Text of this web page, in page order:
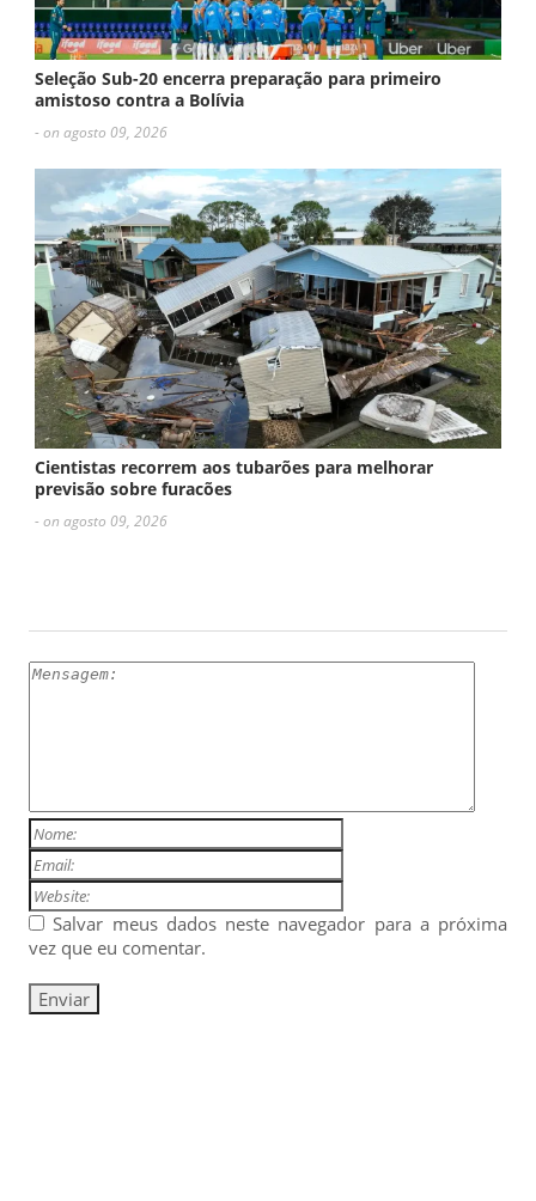
Seleção Sub-20 encerra preparação para primeiro
amistoso contra a Bolívia
- on agosto 09, 2026
Cientistas recorrem aos tubarões para melhorar
previsão sobre furacões
- on agosto 09, 2026
Salvar meus dados neste navegador para a próxima
vez que eu comentar.